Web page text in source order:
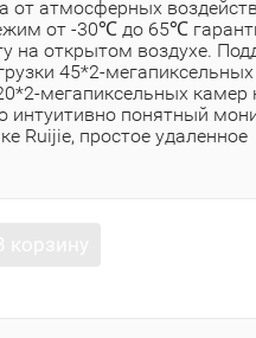
от атмосферных
от -30℃ до 65℃
на открытом воздухе.
45*2-
мегапиксельных камер
интуитивно понятный
Ruijie, простое удаленное